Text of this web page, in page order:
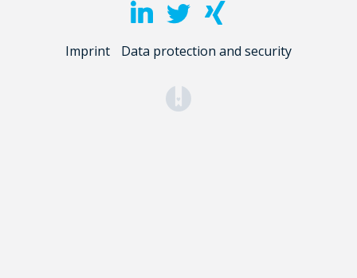
Imprint Data protection and security